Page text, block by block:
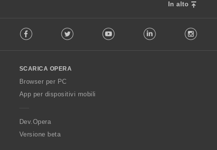
In alto
o
w
O
p
a
Facebook Twitter Youtube LinkedIn
SCARICA OPERA
Browser per PC
App per dispositivi mobili
Dev.Opera
Versione beta